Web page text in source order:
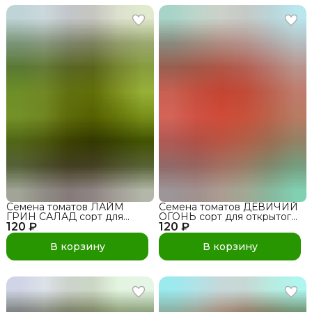
120 ₽
Семена томатов ЛАЙМ
ГРИН САЛАД сорт для
открытого грунта и теплиц
В корзину
120 ₽
Семена томатов ДЕВИЧИЙ
ОГОНЬ сорт для открытого
грунта и теплиц
В корзину